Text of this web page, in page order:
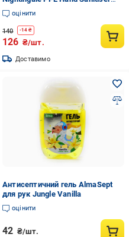
500 мл (X-1156)
оцінити
140 -14 ₴
126 ₴/шт.
Доставимо
Антисептичний гель AlmaSept
для рук Jungle Vanilla
оцінити
42 ₴/шт.